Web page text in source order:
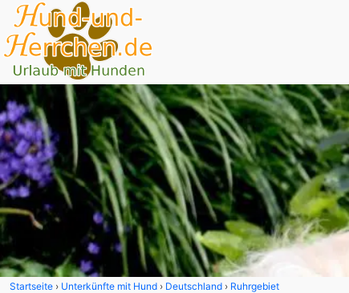
Startseite Unterkünfte mit Hund Deutschland Ruhrgebiet